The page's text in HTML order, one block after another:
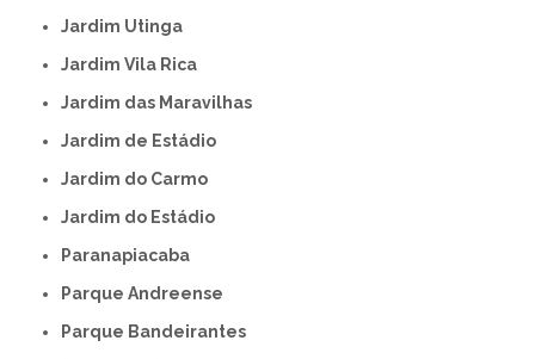
Jardim Utinga
Jardim Vila Rica
Jardim das Maravilhas
Jardim de Estádio
Jardim do Carmo
Jardim do Estádio
Paranapiacaba
Parque Andreense
Parque Bandeirantes